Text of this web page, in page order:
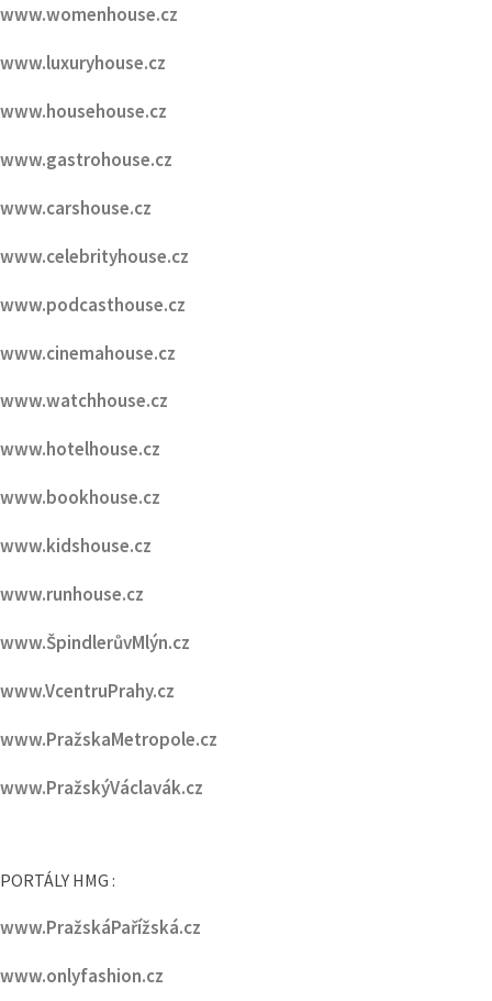
www.womenhouse.cz
www.luxuryhouse.cz
www.househouse.cz
www.gastrohouse.cz
www.carshouse.cz
www.celebrityhouse.cz
www.podcasthouse.cz
www.cinemahouse.cz
www.watchhouse.cz
www.hotelhouse.cz
www.bookhouse.cz
www.kidshouse.cz
www.runhouse.cz
www.ŠpindlerůvMlýn.cz
www.VcentruPrahy.cz
www.PražskaMetropole.cz
www.PražskýVáclavák.cz
PORTÁLY HMG :
www.PražskáPařížská.cz
www.onlyfashion.cz